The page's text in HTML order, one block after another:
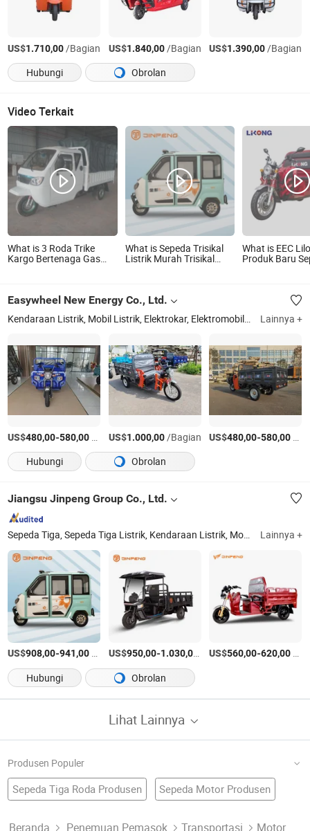
US$1.710,00/Bagian US$1.840,00/Bagian US$1.390,00/Bagian
Hubungi
Obrolan
Video Terkait
What is 3 Roda Trike
Kargo Bertenaga Gas
What is Sepeda Trisikal
Listrik Murah Trisikal
What is EEC
Produk Baru
Easywheel New Energy Co., Ltd.
Kendaraan Listrik, Mobil Listrik, Elektrokar, Elektromobil, Mobil Listrik Zhidou, Mobil Listrik Lainnya +
US$480,00-580,00 US$1.000,00/Bagian US$480,00-580,00
Hubungi
Obrolan
Jiangsu Jinpeng Group Co., Ltd.
Sepeda Tiga, Sepeda Tiga Listrik, Kendaraan Listrik, Mobil Listrik, Sepeda Listrik, Sepeda Tiga Bensin, Skuter Listrik, Tiga Roda Santai Listrik, Sepeda Tiga Penumpang Listrik, Mobil Mini Listrik Lainnya +
US$908,00-941,00 US$950,00-1.030,00 /Bagian
US$560,00-620,00
Hubungi
Obrolan
Lihat Lainnya
Produsen Populer
Sepeda Tiga Roda Produsen Sepeda Motor Produsen
Beranda Penemuan Pemasok Transportasi Motor